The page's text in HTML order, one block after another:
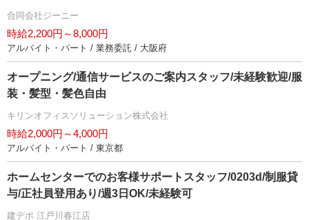
合同会社ジーニー
時給2,200円～8,000円
アルバイト・パート / 業務委託 / 大阪府
オープニング/通信サービスのご案内スタッフ/未経験歓迎/服
装・髪型・髪色自由
キリンオフィスソリューション株式会社
時給2,000円～4,000円
アルバイト・パート / 東京都
ホームセンターでのお客様サポートスタッフ/0203d/制服貸
与/正社員登用あり/週3日OK/未経験可
建デポ 江戸川春江店